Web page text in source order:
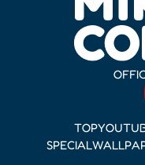
TOP
SPECIAL